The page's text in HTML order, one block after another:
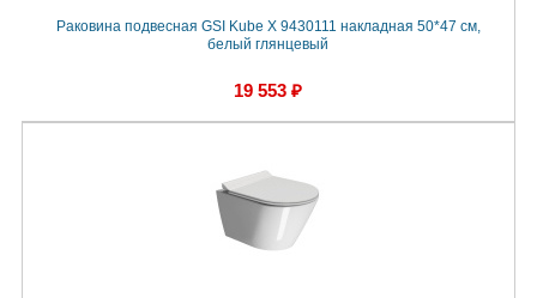
Раковина подвесная GSI Kube X 9430111 накладная 50*47 см,
белый глянцевый
19 553 ₽